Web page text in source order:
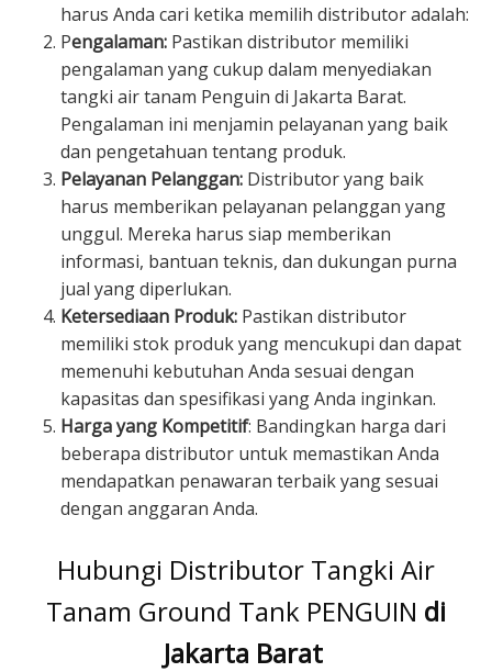
harus Anda cari ketika memilih distributor adalah:
Pengalaman: Pastikan distributor memiliki
pengalaman yang cukup dalam menyediakan
tangki air tanam Penguin di Jakarta Barat.
Pengalaman ini menjamin pelayanan yang baik
dan pengetahuan tentang produk.
Pelayanan Pelanggan: Distributor yang baik
harus memberikan pelayanan pelanggan yang
unggul. Mereka harus siap memberikan
informasi, bantuan teknis, dan dukungan purna
jual yang diperlukan.
Ketersediaan Produk: Pastikan distributor
memiliki stok produk yang mencukupi dan dapat
memenuhi kebutuhan Anda sesuai dengan
kapasitas dan spesifikasi yang Anda inginkan.
Harga yang Kompetitif: Bandingkan harga dari
beberapa distributor untuk memastikan Anda
mendapatkan penawaran terbaik yang sesuai
dengan anggaran Anda.
Hubungi Distributor Tangki Air
Tanam Ground Tank PENGUIN di
Jakarta Barat